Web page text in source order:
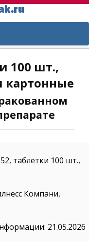
100 шт.,
картонные
таблетки 100 шт.,
Компани,
21.05.2026